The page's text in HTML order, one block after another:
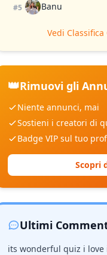
#5 Banu
Vedi
👑Rimuovi gli
Niente annunci, mai
Sostieni i creatori di
Badge VIP sul tuo
Scopri
Ultimi
its wonderful quiz i love